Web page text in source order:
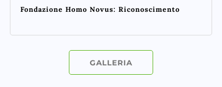
Fondazione Homo Novus: Riconoscimento
GALLERIA